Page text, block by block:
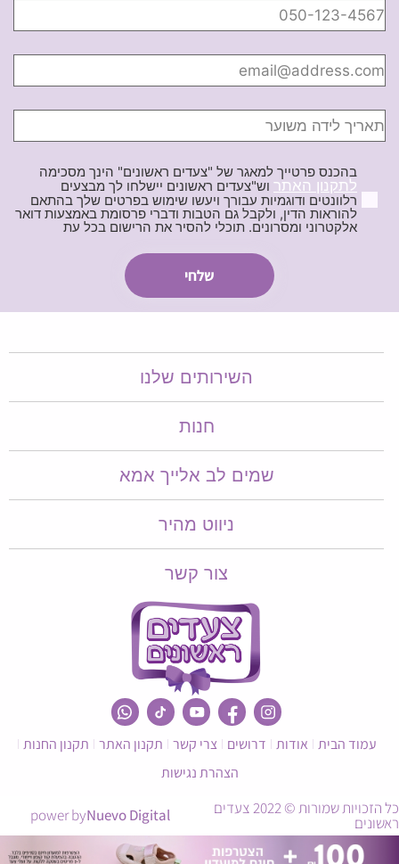
בהכנס פרטייך למאגר של "צעדים ראשונים" הינך מסכימה
לתקנון האתר וש"צעדים ראשונים יישלחו לך מבצעים
רלוונטים ודוגמיות עבורך ויעשו שימוש בפרטים שלך בהתאם
להוראות הדין, ולקבל גם הטבות ודברי פרסומת באמצעות דואר
אלקטרוני ומסרונים. תוכלי להסיר את הרישום בכל עת
השירותים שלנו
חנות
שמים לב אלייך אמא​​
ניווט מהיר
צור קשר
עמוד הבית אודות דרושים צרי קשר תקנון האתר תקנון החנות
הצהרת נגישות
כל הזכויות שמורות © 2022 צעדים
ראשונים power byNuevo Digital